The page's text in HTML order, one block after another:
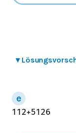
▾
1 12+5126